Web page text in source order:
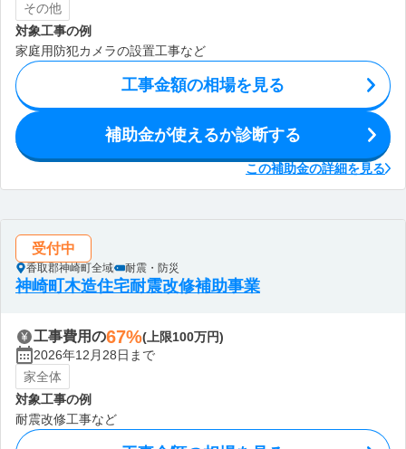
その他
対象工事の例
家庭用防犯カメラの設置工事など
工事金額の相場を見る
補助金が使えるか診断する
この補助金の詳細を見る
受付中
香取郡神崎町全域 耐震・防災
神崎町木造住宅耐震改修補助事業
工事費用の67%(上限100万円)
2026年12月28日まで
家全体
対象工事の例
耐震改修工事など